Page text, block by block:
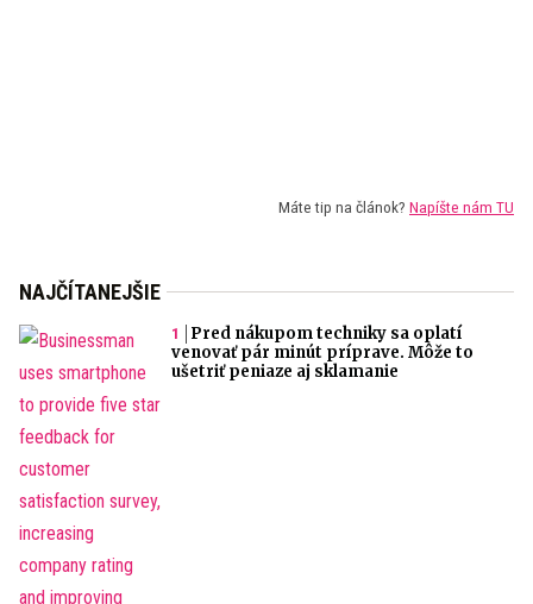
Máte tip na článok? Napíšte nám TU
NAJČÍTANEJŠIE
Pred nákupom techniky sa oplatí
venovať pár minút príprave. Môže to
ušetriť peniaze aj sklamanie